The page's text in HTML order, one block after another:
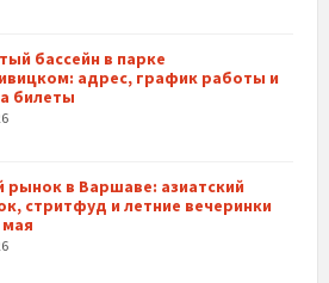
бассейн в парке
адрес, график работы и
билеты
рынок в Варшаве: азиатский
стритфуд и летние вечеринки
мая